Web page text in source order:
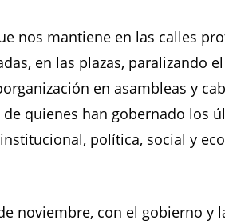
nos mantiene en las calles
en las plazas, paralizando
en asambleas y
quienes han gobernado los
política, social y
noviembre, con el gobierno y